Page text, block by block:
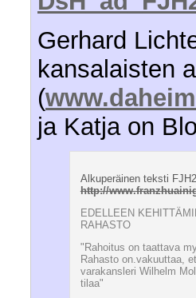
Gerhard
kansalaisten
(
ja Katja on
Alkuperäinen teksti
http://
EDELLEEN
RAHASTO
"Rahoitus on taattava
Rahasto on.vakuuttaa,
varakansleri Wilhelm
tilaa"